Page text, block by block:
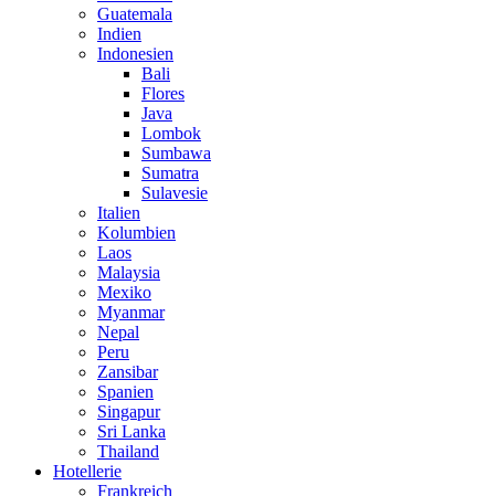
Guatemala
Indien
Indonesien
Bali
Flores
Java
Lombok
Sumbawa
Sumatra
Sulavesie
Italien
Kolumbien
Laos
Malaysia
Mexiko
Myanmar
Nepal
Peru
Zansibar
Spanien
Singapur
Sri Lanka
Thailand
Hotellerie
Frankreich